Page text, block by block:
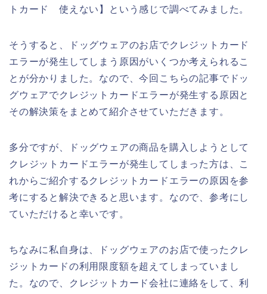
トカード 使えない】という感じで調べてみました。
そうすると、ドッグウェアのお店でクレジットカード
エラーが発生してしまう原因がいくつか考えられるこ
とが分かりました。なので、今回こちらの記事でドッ
グウェアでクレジットカードエラーが発生する原因と
その解決策をまとめて紹介させていただきます。
多分ですが、ドッグウェアの商品を購入しようとして
クレジットカードエラーが発生してしまった方は、こ
れからご紹介するクレジットカードエラーの原因を参
考にすると解決できると思います。なので、参考にし
ていただけると幸いです。
ちなみに私自身は、ドッグウェアのお店で使ったクレ
ジットカードの利用限度額を超えてしまっていまし
た。なので、クレジットカード会社に連絡をして、利